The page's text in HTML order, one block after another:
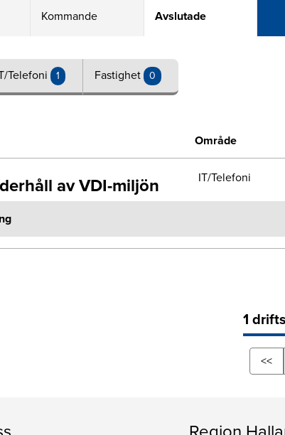
Kommande Avslutade
Telefoni 1 Fastighet 0
Område
av VDI-miljön IT/Telefoni
1
<<